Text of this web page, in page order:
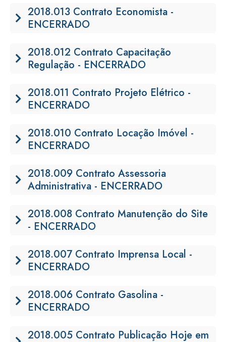
2018.013 Contrato Economista -
ENCERRADO
2018.012 Contrato Capacitação
Regulação - ENCERRADO
2018.011 Contrato Projeto Elétrico -
ENCERRADO
2018.010 Contrato Locação Imóvel -
ENCERRADO
2018.009 Contrato Assessoria
Administrativa - ENCERRADO
2018.008 Contrato Manutenção do Site
- ENCERRADO
2018.007 Contrato Imprensa Local -
ENCERRADO
2018.006 Contrato Gasolina -
ENCERRADO
2018.005 Contrato Publicação Hoje em